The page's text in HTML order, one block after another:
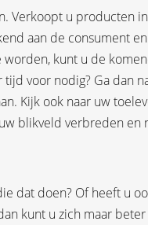
Verkoopt u producten
aan de consument
kunt u de
voor nodig? Ga dan
Kijk ook naar uw
blikveld verbreden en
dat doen? Of heeft u
kunt u zich maar